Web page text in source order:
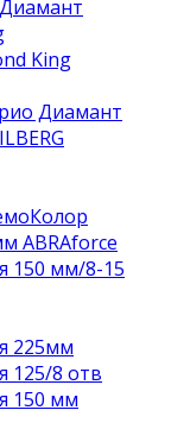
King
Диамант
ABRAforce
150 мм/8-15
225мм
125/8 отв
150 мм